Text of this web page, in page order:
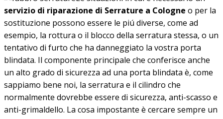
servizio di riparazione di Serrature a Cologne o per la
sostituzione possono essere le piú diverse, come ad
esempio, la rottura o il blocco della serratura stessa, o un
tentativo di furto che ha danneggiato la vostra porta
blindata. Il componente principale che conferisce anche
un alto grado di sicurezza ad una porta blindata è, come
sappiamo bene noi, la serratura e il cilindro che
normalmente dovrebbe essere di sicurezza, anti-scasso e
anti-grimaldello. La cosa impostante è cercare sempre un